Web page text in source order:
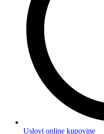
Uslovi online kupovine